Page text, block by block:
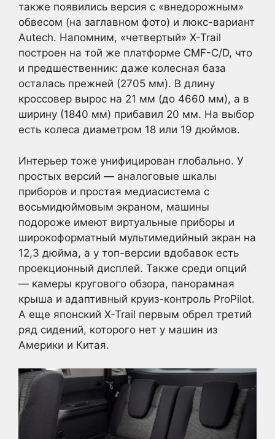
также появились версия с «внедорожным»
обвесом (на заглавном фото) и люкс-вариант
Autech. Напомним, «четвертый» X-Trail
построен на той же платформе CMF-C/D, что
и предшественник: даже колесная база
осталась прежней (2705 мм). В длину
кроссовер вырос на 21 мм (до 4660 мм), а в
ширину (1840 мм) прибавил 20 мм. На выбор
есть колеса диаметром 18 или 19 дюймов.
Интерьер тоже унифицирован глобально. У
простых версий — аналоговые шкалы
приборов и простая медиасистема с
восьмидюймовым экраном, машины
подороже имеют виртуальные приборы и
широкоформатный мультимедийный экран на
12,3 дюйма, а у топ-версии вдобавок есть
проекционный дисплей. Также среди опций
— камеры кругового обзора, панорамная
крыша и адаптивный круиз-контроль ProPilot.
А еще японский X-Trail первым обрел третий
ряд сидений, которого нет у машин из
Америки и Китая.